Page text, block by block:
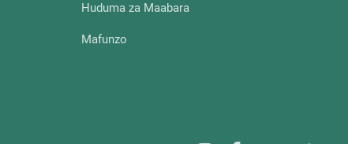
Huduma za Maabara
Mafunzo